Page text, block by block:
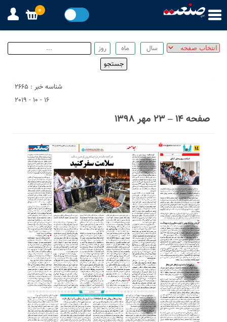
شناسه خبر : 2665
16 - 10 - 2019
صفحه ۱۴ – ۲۳ مهر ۱۳۹۸
1
2
4
5
6
0